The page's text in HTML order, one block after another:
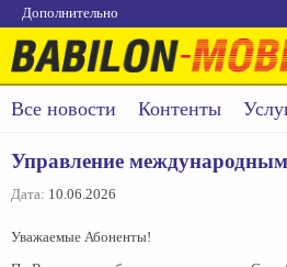
Дополнительно
Все новости Контенты
Управление
Дата: 10.06.2026
Уважаемые Абоненты!